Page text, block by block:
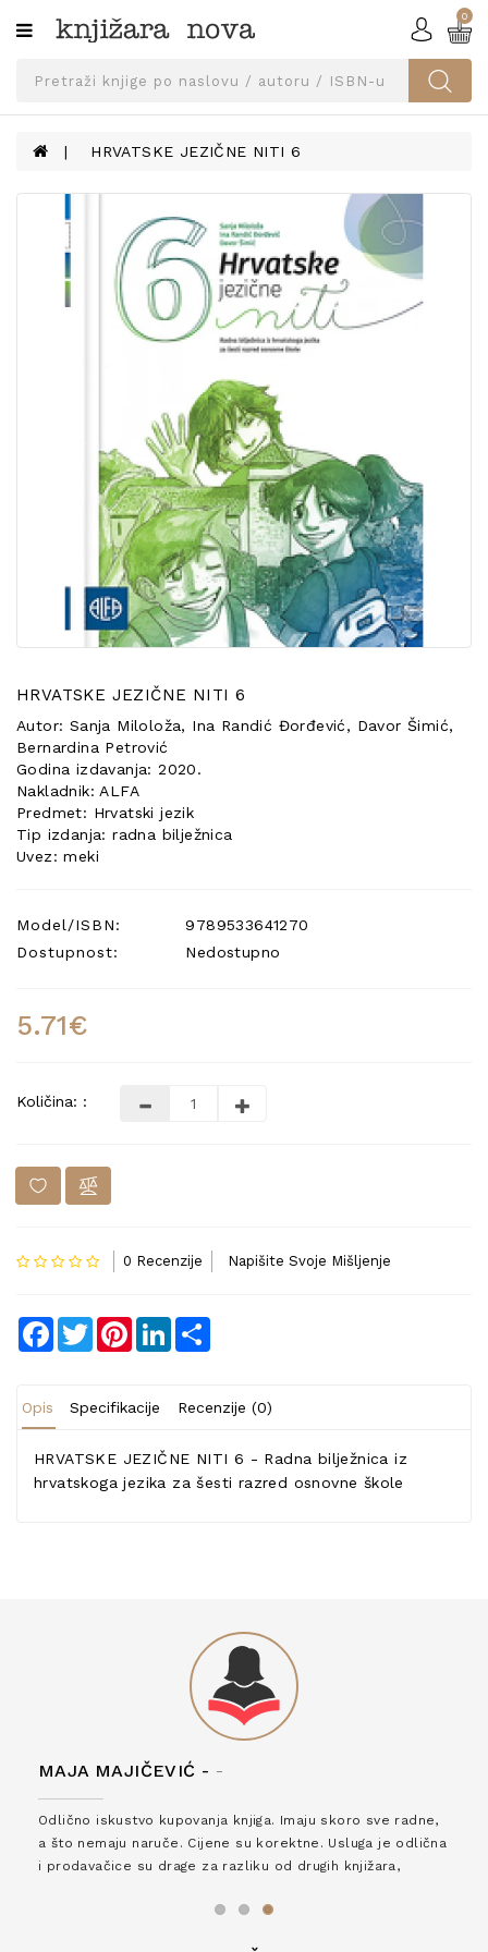
Kategorije
SVEUČILIŠNA
UDŽBENICI
KNJIGE
PRIBOR
OPREMA
POSEBNA
0
HRVATSKE JEZIČNE NITI 6
HRVATSKE JEZIČNE NITI 6
Autor: Sanja Miloloža, Ina Randić Đorđević, Davor Šimić,
Bernardina Petrović
Godina izdavanja: 2020.
Nakladnik: ALFA
Predmet: Hrvatski jezik
Tip izdanja: radna bilježnica
Uvez: meki
Model/ISBN:
9789533641270
Dostupnost:
Nedostupno
5.71€
Količina: :
0 Recenzije Napišite Svoje Mišljenje
Facebook
TwitterPinterestLinkedIn
Opis Specifikacije Recenzije (0)
HRVATSKE JEZIČNE NITI 6 - Radna bilježnica iz
hrvatskoga jezika za šesti razred osnovne škole
MAJA MAJIČEVIĆ - -
Odlično iskustvo kupovanja knjiga. Imaju skoro sve radne,
a što nemaju naruče. Cijene su korektne. Usluga je odlična
i prodavačice su drage za razliku od drugih knjižara,